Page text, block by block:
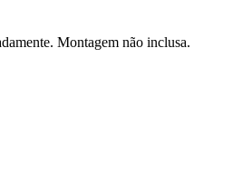
Montagem não inclusa.